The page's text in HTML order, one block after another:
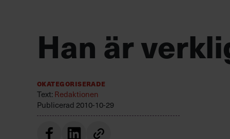
Han är
Okategoriserade
Text: Redaktionen
Publicerad 2010-10-29